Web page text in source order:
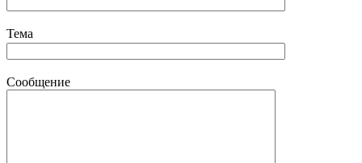
Тема
Сообщение